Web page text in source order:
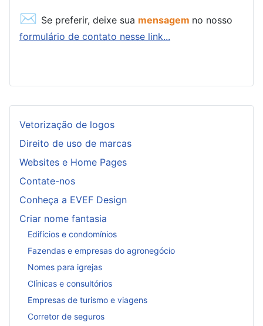
Vetorização de logos
Direito de uso de marcas
Websites e Home Pages
Contate-nos
Conheça a EVEF Design
Criar nome fantasia
Edifícios e condomínios
Fazendas e empresas do agronegócio
Nomes para igrejas
Clínicas e consultórios
Empresas de turismo e viagens
Corretor de seguros
✉ Se preferir, deixe sua mensagem no nosso
formulário de contato nesse link...